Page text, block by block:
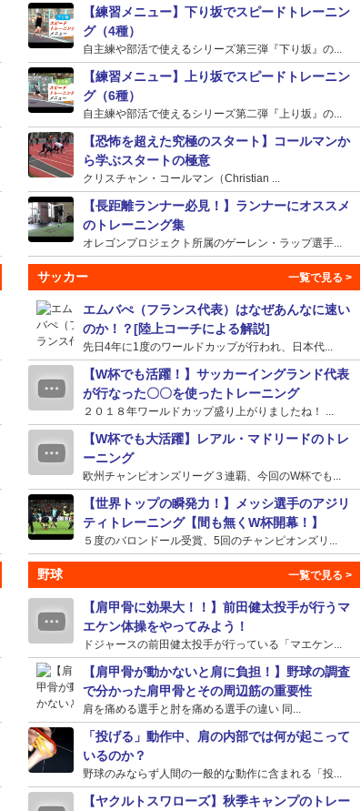
【練習メニュー】下り坂でスピードトレーニン
グ（4種）
自主練や部活で使えるシリーズ第三弾『下り坂』の...
【練習メニュー】上り坂でスピードトレーニン
グ（6種）
自主練や部活で使えるシリーズ第二弾『上り坂』の...
【恐怖を超えた究極のスタート】コールマンか
ら学ぶスタートの極意
クリスチャン・コールマン（Christian ...
【長距離ランナー必見！】ランナーにオススメ
のトレーニング集
オレゴンプロジェクト所属のゲーレン・ラップ選手...
サッカー
エムバぺ（フランス代表）はなぜあんなに速い
のか！？[陸上コーチによる解説]
先日4年に1度のワールドカップが行われ、日本代...
【W杯でも活躍！】サッカーイングランド代表
が行なった〇〇を使ったトレーニング
２０１８年ワールドカップ盛り上がりましたね！ ...
【W杯でも大活躍】レアル・マドリードのトレ
ーニング
欧州チャンピオンズリーグ３連覇、今回のW杯でも...
【世界トップの瞬発力！】メッシ選手のアジリ
ティトレーニング【間も無くW杯開幕！】
５度のバロンドール受賞、5回のチャンピオンズリ...
野球
【肩甲骨に効果大！！】前田健太投手が行うマ
エケン体操をやってみよう！
ドジャースの前田健太投手が行っている「マエケン...
【肩甲骨が動かないと肩に負担！】野球の調査
で分かった肩甲骨とその周辺筋の重要性
肩を痛める選手と肘を痛める選手の違い 同...
「投げる」動作中、肩の内部では何が起こって
いるのか？
野球のみならず人間の一般的な動作に含まれる「投...
【ヤクルトスワローズ】秋季キャンプのトレー